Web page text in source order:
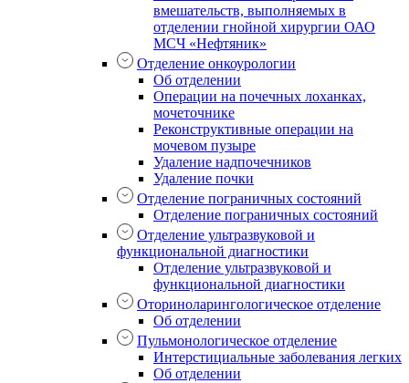
вмешательств, выполняемых в
отделении гнойной хирургии ОАО
МСЧ «Нефтяник»
Отделение онкоурологии
Об отделении
Операции на почечных лоханках,
мочеточнике
Реконструктивные операции на
мочевом пузыре
Удаление надпочечников
Удаление почки
Отделение пограничных состояний
Отделение пограничных состояний
Отделение ультразвуковой и
функциональной диагностики
Отделение ультразвуковой и
функциональной диагностики
Оториноларингологическое отделение
Об отделении
Пульмонологическое отделение
Интерстициальные заболевания легких
Об отделении